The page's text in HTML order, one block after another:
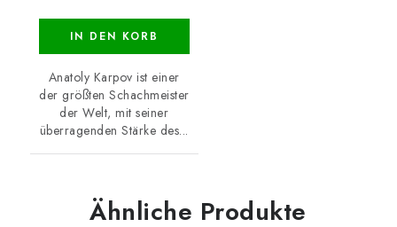
IN DEN KORB
Anatoly Karpov ist einer
der größten Schachmeister
der Welt, mit seiner
überragenden Stärke des...
Ähnliche Produkte